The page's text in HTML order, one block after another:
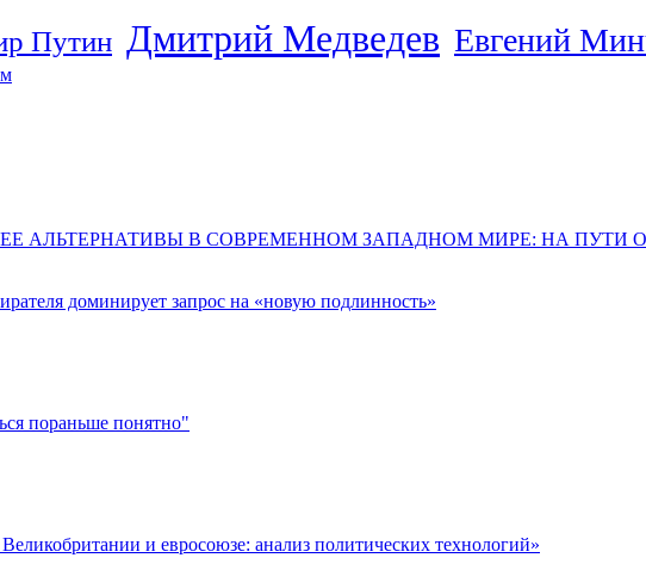
Путин Дмитрий Медведев Евгений
АЛЬТЕРНАТИВЫ В СОВРЕМЕННОМ ЗАПАДНОМ МИРЕ: НА
доминирует запрос на «новую подлинность»
пораньше понятно"
и евросоюзе: анализ политических технологий»